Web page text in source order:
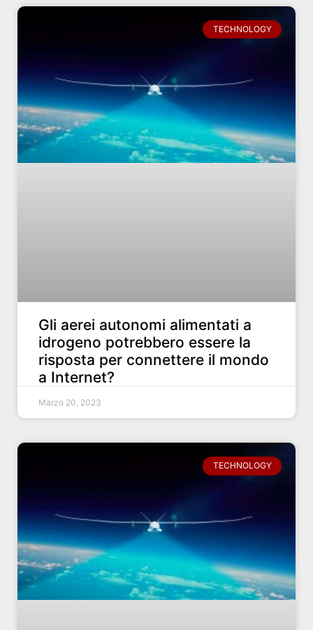
TECHNOLOGY
Gli aerei autonomi alimentati a
idrogeno potrebbero essere la
risposta per connettere il mondo
a Internet?
Marzo 20, 2023
TECHNOLOGY